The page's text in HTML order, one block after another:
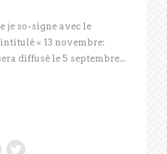
je so-signe avec le
« 13 novembre:
diffusé le 5 septembre...